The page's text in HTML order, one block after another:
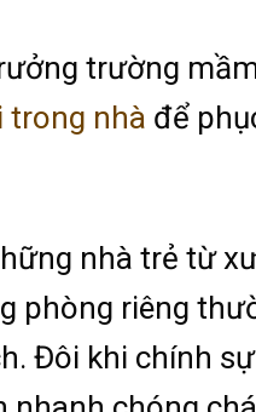
trường
trong nhà để
nhà trẻ từ
phòng riêng
Đôi khi chính